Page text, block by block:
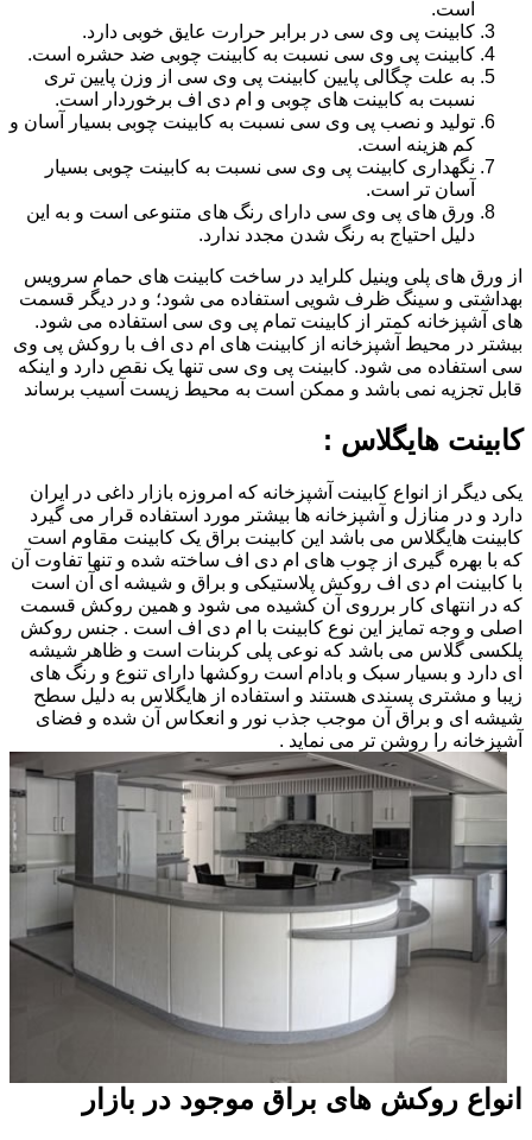
است.
کابینت پی وی سی در برابر حرارت عایق خوبی دارد.
کابینت پی وی سی نسبت به کابینت چوبی ضد حشره است.
به علت چگالی پایین کابینت پی وی سی از وزن پایین تری
نسبت به کابینت های چوبی و ام دی اف برخوردار است.
تولید و نصب پی وی سی نسبت به کابینت چوبی بسیار آسان و
کم هزینه است.
نگهداری کابینت پی وی سی نسبت به کابینت چوبی بسیار
آسان تر است.
ورق های پی وی سی دارای رنگ های متنوعی است و به این
دلیل احتیاج به رنگ شدن مجدد ندارد.
از ورق های پلی وینیل کلراید در ساخت کابینت های حمام سرویس
بهداشتی و سینگ ظرف شویی استفاده می شود؛ و در دیگر قسمت
های آشپزخانه کمتر از کابینت تمام پی وی سی استفاده می شود.
بیشتر در محیط آشپزخانه از کابینت های ام دی اف با روکش پی وی
سی استفاده می شود. کابینت پی وی سی تنها یک نقص دارد و اینکه
قابل تجزیه نمی باشد و ممکن است به محیط زیست آسیب برساند
کابینت هایگلاس :
یکی دیگر از انواع کابینت آشپزخانه که امروزه بازار داغی در ایران
دارد و در منازل و آشپزخانه ها بیشتر مورد استفاده قرار می گیرد
کابینت هایگلاس می باشد این کابینت براق یک کابینت مقاوم است
که با بهره گیری از چوب های ام دی اف ساخته شده و تنها تفاوت آن
با کابینت ام دی اف روکش پلاستیکی و براق و شیشه ای آن است
که در انتهای کار برروی آن کشیده می شود و همین روکش قسمت
اصلی و وجه تمایز این نوع کابینت با ام دی اف است . جنس روکش
پلکسی گلاس می باشد که نوعی پلی کربنات است و ظاهر شیشه
ای دارد و بسیار سبک و بادام است روکشها دارای تنوع و رنگ های
زیبا و مشتری پسندی هستند و استفاده از هایگلاس به دلیل سطح
شیشه ای و براق آن موجب جذب نور و انعکاس آن شده و فضای
آشپزخانه را روشن تر می نماید .
انواع روکش های براق موجود در بازار